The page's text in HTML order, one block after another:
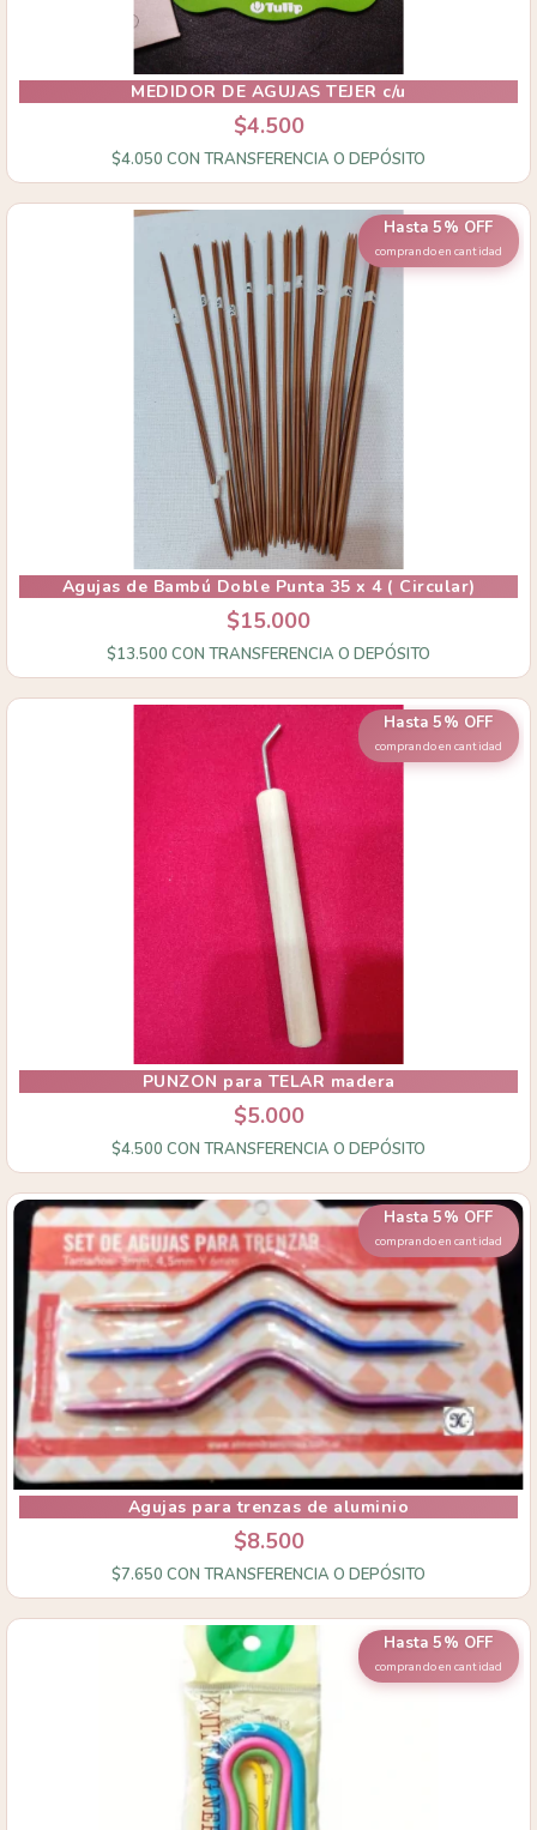
MEDIDOR DE AGUJAS TEJER c/u
$4.500
$4.050 CON TRANSFERENCIA O DEPÓSITO
Hasta 5% OFF
comprando en cantidad
Agujas de Bambú Doble Punta 35 x 4 ( Circular)
$15.000
$13.500 CON TRANSFERENCIA O DEPÓSITO
Hasta 5% OFF
comprando en cantidad
PUNZON para TELAR madera
$5.000
$4.500 CON TRANSFERENCIA O DEPÓSITO
Hasta 5% OFF
comprando en cantidad
Agujas para trenzas de aluminio
$8.500
$7.650 CON TRANSFERENCIA O DEPÓSITO
Hasta 5% OFF
comprando en cantidad